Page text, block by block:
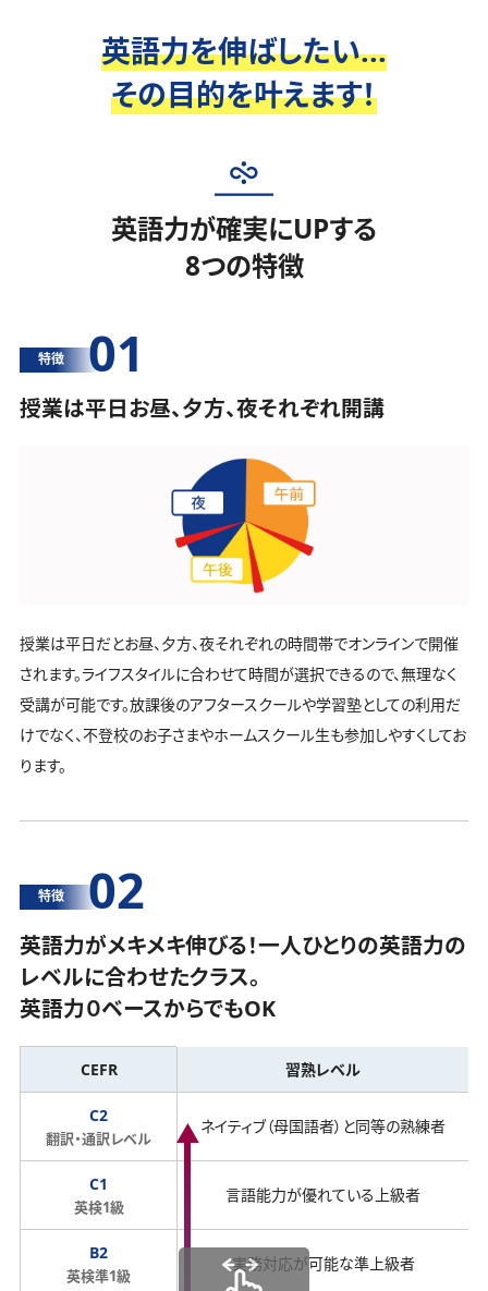
英語力を伸ばしたい...
その目的を叶えます！
英語力が確実にUPする
8つの特徴
特徴 01
授業は平日お昼、夕方、夜それぞれ開講
授業は平日だとお昼、夕方、夜それぞれの時間帯でオンラインで開催
されます。ライフスタイルに合わせて時間が選択できるので、無理なく
受講が可能です。放課後のアフタースクールや学習塾としての利用だ
けでなく、不登校のお子さまやホームスクール生も参加しやすくしてお
ります。
特徴 02
英語力がメキメキ伸びる！一人ひとりの英語力の
レベルに合わせたクラス。
英語力０ベースからでもOK
CEFR 習熟レベル
C2
翻訳・通訳レベル
ネイティブ（母国語者）と同等の熟練者
C1
英検1級
言語能力が優れている上級者
B2
英検準1級
実務対応が可能な準上級者